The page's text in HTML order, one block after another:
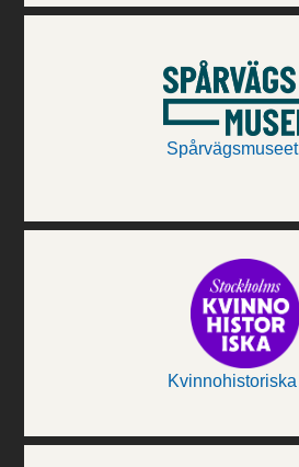
Spårvägsmuseet
Kvinnohistoriska